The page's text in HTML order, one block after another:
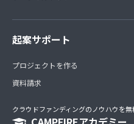
起案サポート
プロジェクトを作る
資料請求
クラウドファンディングのノウハウを無